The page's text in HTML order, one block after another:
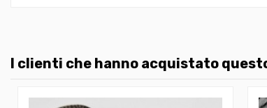
I clienti che hanno acquistato